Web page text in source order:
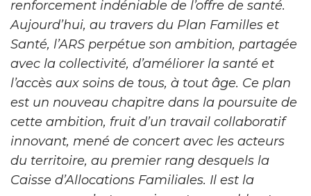
renforcement indéniable de l’offre de santé.
Aujourd’hui, au travers du Plan Familles et
Santé, l’ARS perpétue son ambition, partagée
avec la collectivité, d’améliorer la santé et
l’accès aux soins de tous, à tout âge. Ce plan
est un nouveau chapitre dans la poursuite de
cette ambition, fruit d’un travail collaboratif
innovant, mené de concert avec les acteurs
du territoire, au premier rang desquels la
Caisse d’Allocations Familiales. Il est la